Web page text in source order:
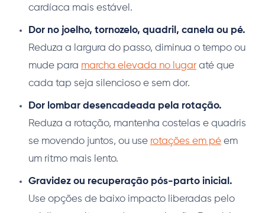
cardíaca mais estável.
Dor no joelho, tornozelo, quadril, canela ou pé.
Reduza a largura do passo, diminua o tempo ou
mude para marcha elevada no lugar até que
cada tap seja silencioso e sem dor.
Dor lombar desencadeada pela rotação.
Reduza a rotação, mantenha costelas e quadris
se movendo juntos, ou use rotações em pé em
um ritmo mais lento.
Gravidez ou recuperação pós-parto inicial.
Use opções de baixo impacto liberadas pelo